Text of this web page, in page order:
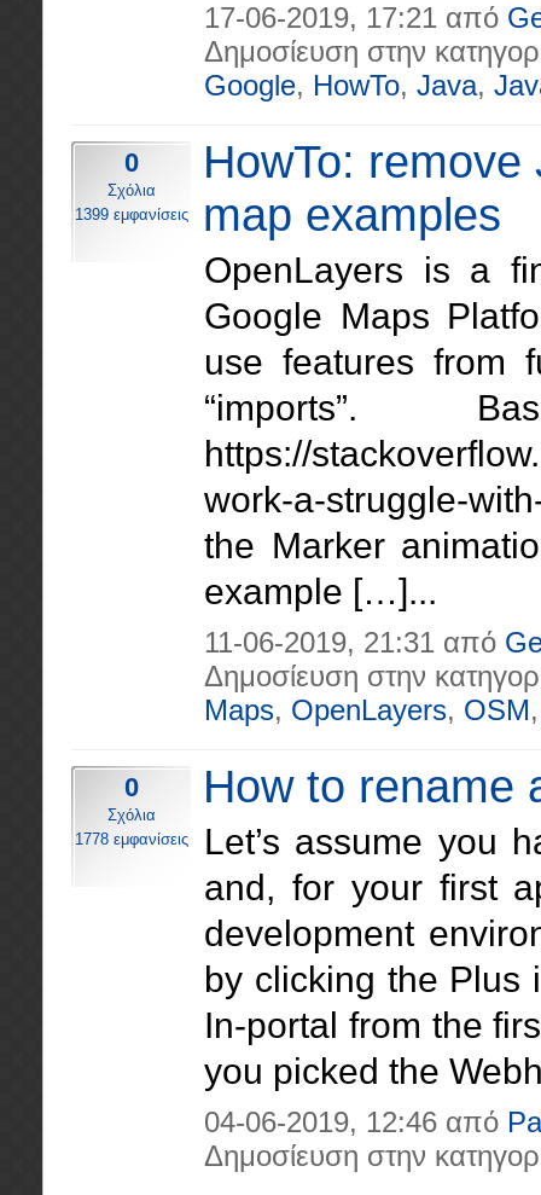
17-06-2019, 17:21 από
Δημοσίευση στην
Google, HowTo, Java,
0
Σχόλια
1399 εμφανίσεις
HowTo:
map examples
OpenLayers is a
Google Maps
use features from
“imports”.
https://
work-a-struggle-
the Marker
example […]...
11-06-2019, 21:31 από
Δημοσίευση στην
Maps, OpenLayers, OSM
0
Σχόλια
1778 εμφανίσεις
How to rename
Let’s assume you
and, for your first
development
by clicking the Plus
In-portal from the
you picked the
04-06-2019, 12:46 από
Δημοσίευση στην